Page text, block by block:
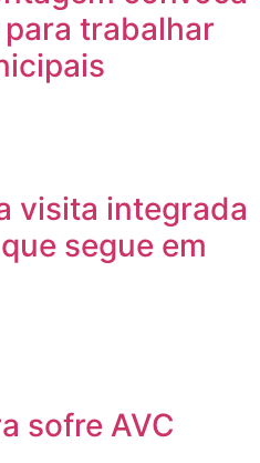
trabalhar
visita integrada
segue em
sofre AVC